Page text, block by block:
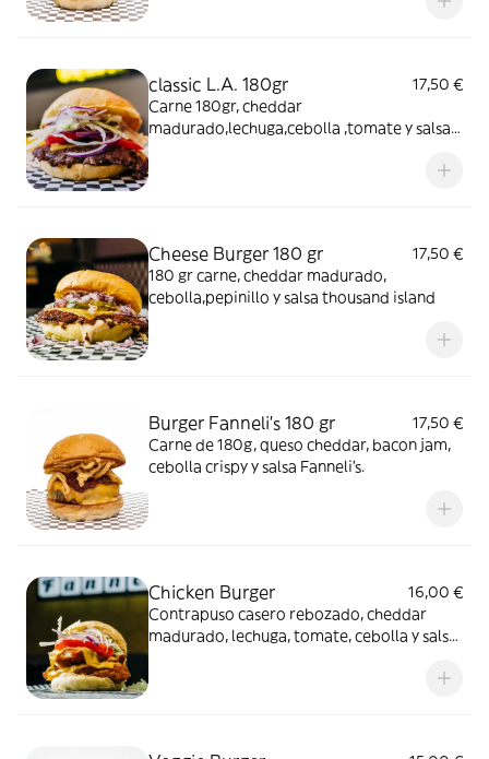
classic L.A. 180gr
17,50 €
Carne 180gr, cheddar
madurado,lechuga,cebolla ,tomate y salsa
Cheese Burger 180 gr
17,50 €
180 gr carne, cheddar madurado,
cebolla,pepinillo y salsa thousand island
Burger Fanneli's 180 gr
17,50 €
Carne de 180g, queso cheddar, bacon jam,
cebolla crispy y salsa Fanneli's.
Chicken Burger
16,00 €
Contrapuso casero rebozado, cheddar
madurado, lechuga, tomate, cebolla y salsa